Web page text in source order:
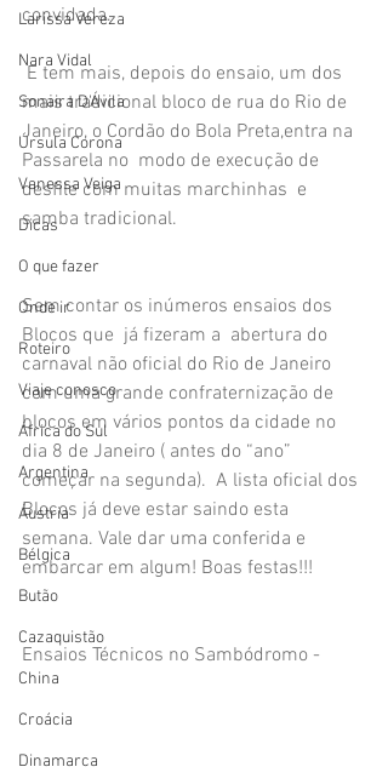
Larissa Vereza
Nara Vidal
Sonaira D'Ávila
Úrsula Corona
Vanessa Veiga
Dicas
O que fazer
Onde ir
Roteiro
Viaje conosco
África do Sul
Argentina
Áustria
Bélgica
Butão
Cazaquistão
China
Croácia
Dinamarca
convidada.
mais tradicional bloco de rua do Rio de
Janeiro, o Cordão do Bola Preta,entra na
Passarela no  modo de execução de
desfile com muitas marchinhas  e
samba tradicional.
Sem contar os inúmeros ensaios dos
Blocos que  já fizeram a  abertura do
carnaval não oficial do Rio de Janeiro
com uma grande confraternização de
blocos em vários pontos da cidade no
dia 8 de Janeiro ( antes do “ano”
começar na segunda).  A lista oficial dos
Blocos já deve estar saindo esta
semana. Vale dar uma conferida e
embarcar em algum! Boas festas!!!
Ensaios Técnicos no Sambódromo -